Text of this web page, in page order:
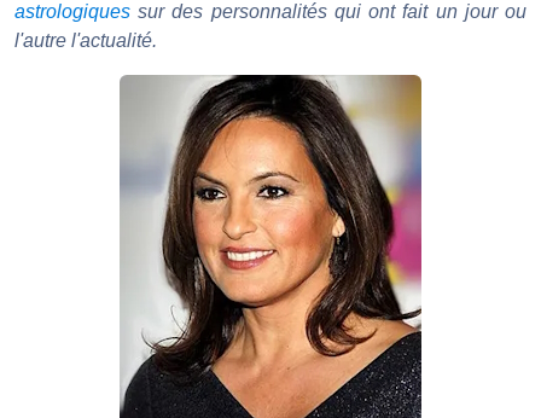
astrologiques sur des personnalités qui ont fait un jour ou
l'autre l'actualité.